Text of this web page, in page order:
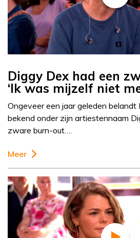
Diggy Dex had een
‘Ik was mijzelf niet
Ongeveer een jaar geleden belandt
bekend onder zijn artiestennaam
zware burn-out….
Meer